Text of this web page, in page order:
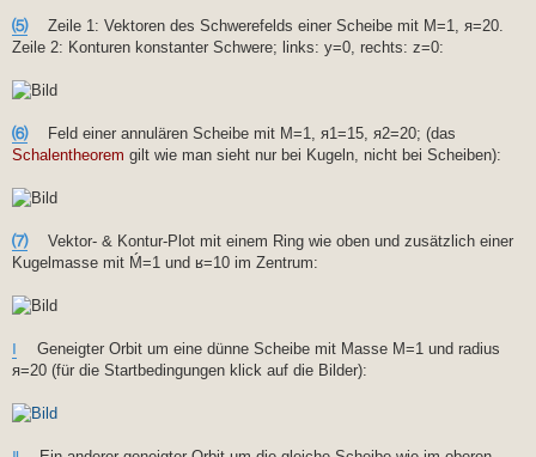
⑸Zeile 1: Vektoren des Schwerefelds einer Scheibe mit M=1, я=20.
Zeile 2: Konturen konstanter Schwere; links: y=0, rechts: z=0:
⑹Feld einer annulären Scheibe mit M=1, я1=15, я2=20; (das
Schalentheorem gilt wie man sieht nur bei Kugeln, nicht bei Scheiben):
⑺Vektor- & Kontur-Plot mit einem Ring wie oben und zusätzlich einer
Kugelmasse mit Ḿ=1 und ʁ=10 im Zentrum:
Ⅰ Geneigter Orbit um eine dünne Scheibe mit Masse M=1 und radius
я=20 (für die Startbedingungen klick auf die Bilder):